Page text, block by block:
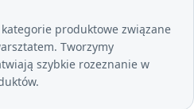
kategorie produktowe związane
Tworzymy
szybkie rozeznanie w